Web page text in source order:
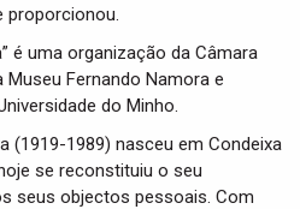
proporcionou.
é uma organização da Câmara
Museu Fernando Namora e
do Minho.
(1919-1989) nasceu em Condeixa
se reconstituiu o seu
seus objectos pessoais. Com